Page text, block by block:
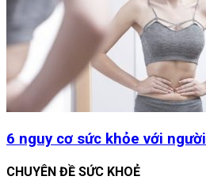
6 nguy cơ sức khỏe với
CHUYÊN ĐỀ SỨC KHOẺ